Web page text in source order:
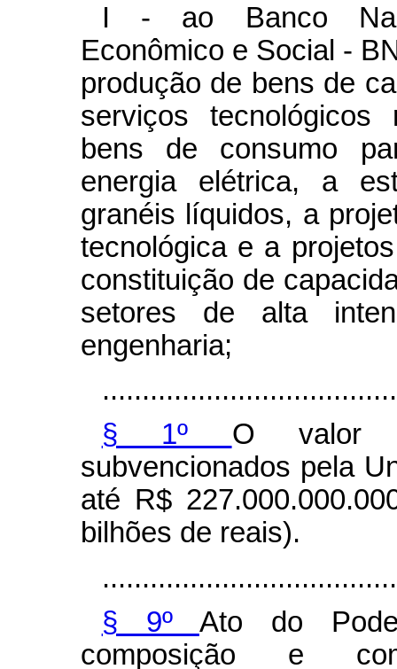
I - ao Banco
Econômico e Social -
produção de bens de
serviços
bens de consumo
energia elétrica, a
granéis líquidos, a
tecnológica e a
constituição de
setores de alta
engenharia;
§ 1º O valor
subvencionados pela
até R$
bilhões de reais).
§ 9º Ato do
composição e